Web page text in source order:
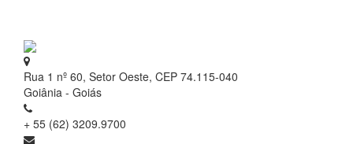
Rua 1 nº 60, Setor Oeste, CEP 74.115-040
Goiânia - Goiás
+ 55 (62) 3209.9700